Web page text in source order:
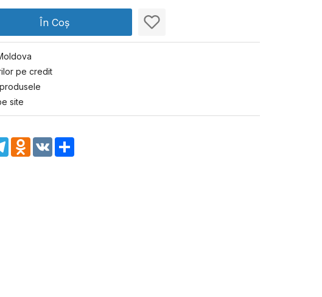
În Coș
pe credit
site
TelegramOdnoklassniki
VK